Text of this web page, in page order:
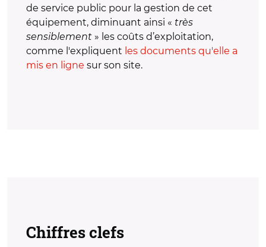
de service public pour la gestion de cet
équipement, diminuant ainsi « très
sensiblement » les coûts d’exploitation,
comme l'expliquent les documents qu'elle a
mis en ligne sur son site.
Chiffres clefs